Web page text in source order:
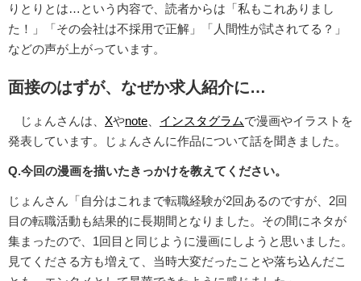
りとりとは…という内容で、読者からは「私もこれありまし
た！」「その会社は不採用で正解」「人間性が試されてる？」
などの声が上がっています。
面接のはずが、なぜか求人紹介に…
じょんさんは、 Xやnote インスタグラムで漫画やイラストを
発表しています。じょんさんに作品について話を聞きました。
Q.今回の漫画を描いたきっかけを教えてください。
じょんさん「自分はこれまで転職経験が2回あるのですが、2回
目の転職活動も結果的に長期間となりました。その間にネタが
集まったので、1回目と同じように漫画にしようと思いました。
見てくださる方も増えて、当時大変だったことや落ち込んだこ